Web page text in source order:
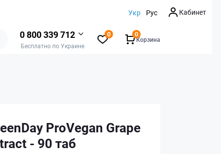
Укр Рус Кабинет
0 800 339 712
Бесплатно по Украине
0
Корзина
0
ProVegan Grape
- 90 таб